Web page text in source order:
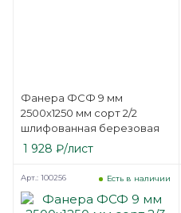
Фанера ФСФ 9 мм
2500х1250 мм сорт 2/2
шлифованная березовая
1 928 ₽/лист
Есть в наличии
Арт.: 100256